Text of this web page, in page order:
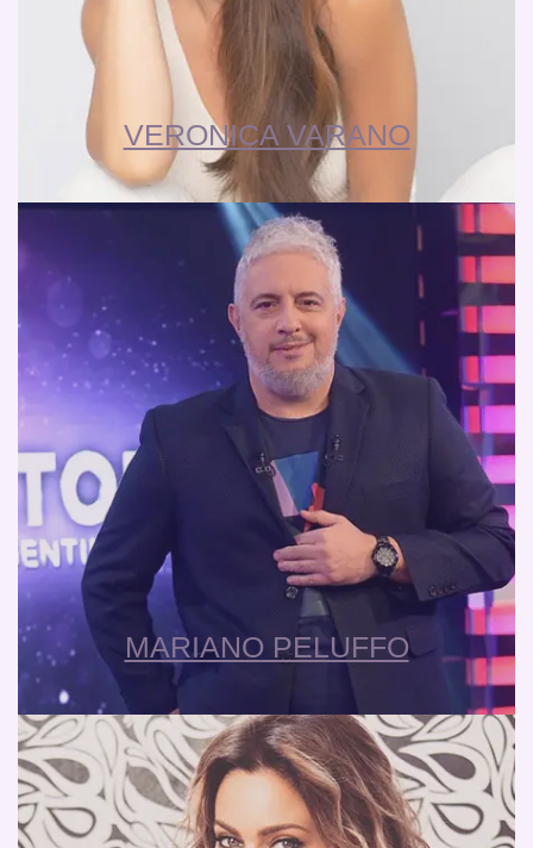
VERONICA VARANO
MARIANO PELUFFO